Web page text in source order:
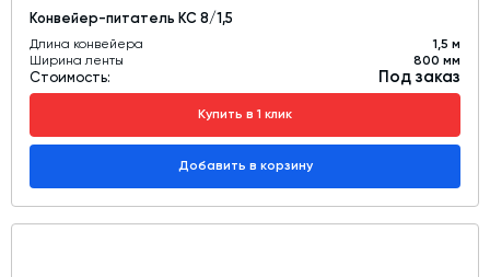
Конвейер-питатель КС 8/1,5
Длина конвейера
1,5 м
Ширина ленты
800 мм
Стоимость: Под заказ
Купить в 1 клик
Добавить в корзину